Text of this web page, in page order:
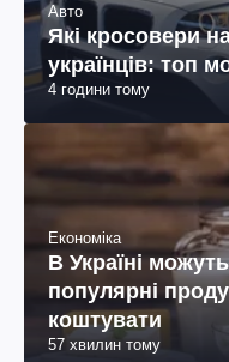
Авто
Які кросовери
українців: топ
4 години тому
Економіка
В Україні
популярні
коштувати
57 хвилин тому